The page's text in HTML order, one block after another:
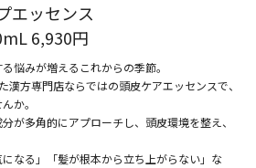
エッセンス
6,930円
悩みが増えるこれからの季節。
漢方専門店ならではの頭皮ケアエッセンスで、
か。
が多角的にアプローチし、頭皮環境を整え、
になる」「髪が根本から立ち上がらない」な